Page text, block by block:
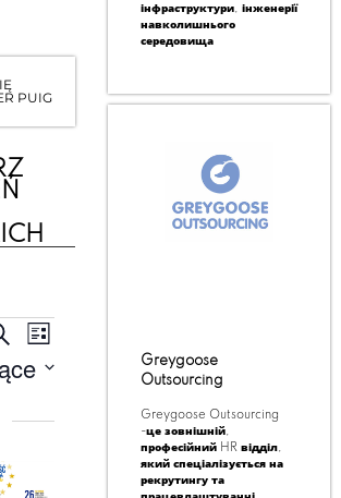
PUIG
wyszukiwaniu
Wydarzenie
Widoki
nawigacja
Lista
інфраструктури, інженерії
навколишнього
середовища
Greygoose
Outsourcing
Greygoose Outsourcing
-це зовнішній,
професійний HR відділ,
який спеціалізується на
рекрутингу та